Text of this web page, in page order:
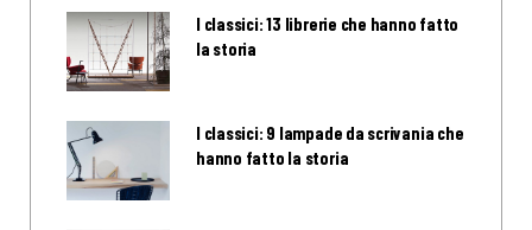
I classici: 13 librerie che hanno fatto
la storia
I classici: 9 lampade da scrivania che
hanno fatto la storia